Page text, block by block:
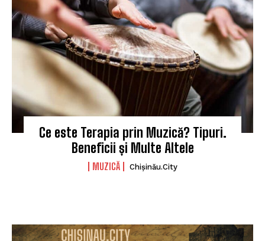
Ce este Terapia prin Muzică? Tipuri.
Beneficii și Multe Altele
MUZICĂ Chișinău.City